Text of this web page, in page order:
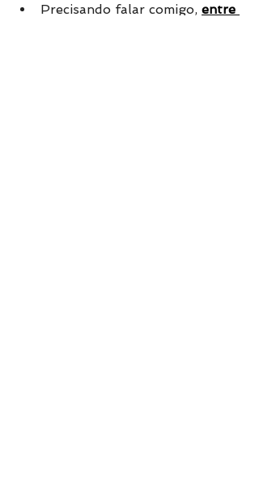
Precisando falar comigo, entre